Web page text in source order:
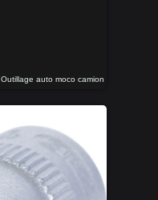
Outillage auto moco camion